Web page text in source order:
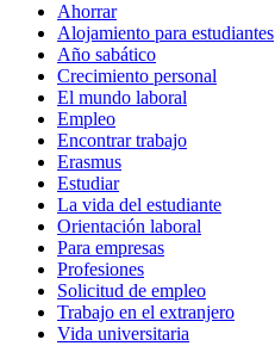
Ahorrar
Alojamiento para estudiantes
Año sabático
Crecimiento personal
El mundo laboral
Empleo
Encontrar trabajo
Erasmus
Estudiar
La vida del estudiante
Orientación laboral
Para empresas
Profesiones
Solicitud de empleo
Trabajo en el extranjero
Vida universitaria